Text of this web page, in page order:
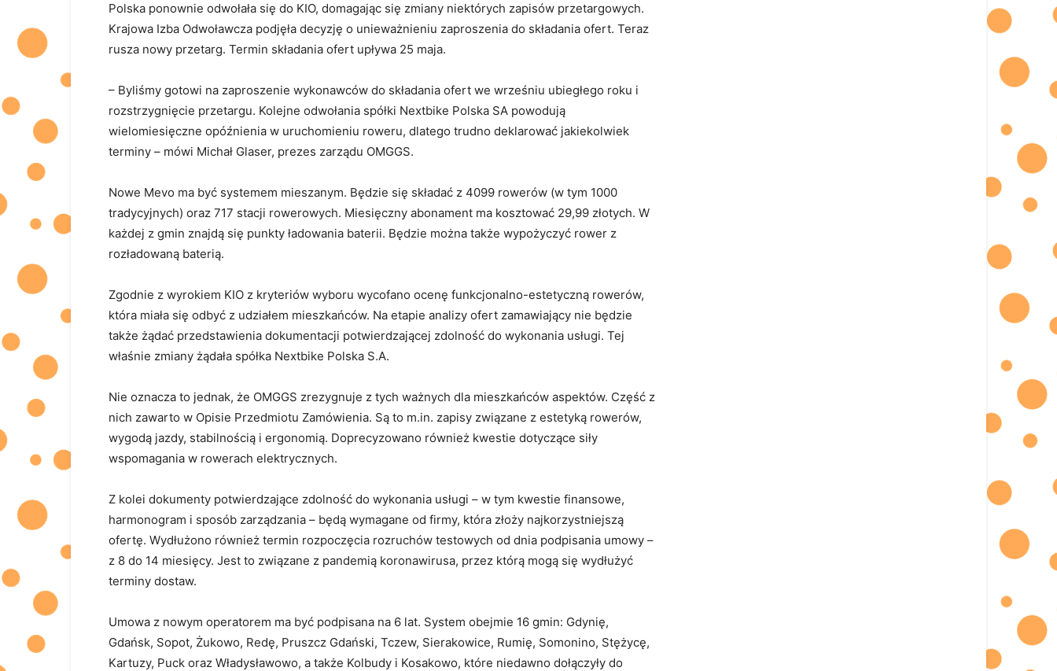
Polska ponownie odwołała się do KIO, domagając się zmiany niektórych zapisów przetargowych.
Krajowa Izba Odwoławcza podjęła decyzję o unieważnieniu zaproszenia do składania ofert. Teraz
rusza nowy przetarg. Termin składania ofert upływa 25 maja.
– Byliśmy gotowi na zaproszenie wykonawców do składania ofert we wrześniu ubiegłego roku i
rozstrzygnięcie przetargu. Kolejne odwołania spółki Nextbike Polska SA powodują
wielomiesięczne opóźnienia w uruchomieniu roweru, dlatego trudno deklarować jakiekolwiek
terminy – mówi Michał Glaser, prezes zarządu OMGGS.
Nowe Mevo ma być systemem mieszanym. Będzie się składać z 4099 rowerów (w tym 1000
tradycyjnych) oraz 717 stacji rowerowych. Miesięczny abonament ma kosztować 29,99 złotych. W
każdej z gmin znajdą się punkty ładowania baterii. Będzie można także wypożyczyć rower z
rozładowaną baterią.
Zgodnie z wyrokiem KIO z kryteriów wyboru wycofano ocenę funkcjonalno-estetyczną rowerów,
która miała się odbyć z udziałem mieszkańców. Na etapie analizy ofert zamawiający nie będzie
także żądać przedstawienia dokumentacji potwierdzającej zdolność do wykonania usługi. Tej
właśnie zmiany żądała spółka Nextbike Polska S.A.
Nie oznacza to jednak, że OMGGS zrezygnuje z tych ważnych dla mieszkańców aspektów. Część z
nich zawarto w Opisie Przedmiotu Zamówienia. Są to m.in. zapisy związane z estetyką rowerów,
wygodą jazdy, stabilnością i ergonomią. Doprecyzowano również kwestie dotyczące siły
wspomagania w rowerach elektrycznych.
Z kolei dokumenty potwierdzające zdolność do wykonania usługi – w tym kwestie finansowe,
harmonogram i sposób zarządzania – będą wymagane od firmy, która złoży najkorzystniejszą
ofertę. Wydłużono również termin rozpoczęcia rozruchów testowych od dnia podpisania umowy –
z 8 do 14 miesięcy. Jest to związane z pandemią koronawirusa, przez którą mogą się wydłużyć
terminy dostaw.
Umowa z nowym operatorem ma być podpisana na 6 lat. System obejmie 16 gmin: Gdynię,
Gdańsk, Sopot, Żukowo, Redę, Pruszcz Gdański, Tczew, Sierakowice, Rumię, Somonino, Stężycę,
Kartuzy, Puck oraz Władysławowo, a także Kolbudy i Kosakowo, które niedawno dołączyły do